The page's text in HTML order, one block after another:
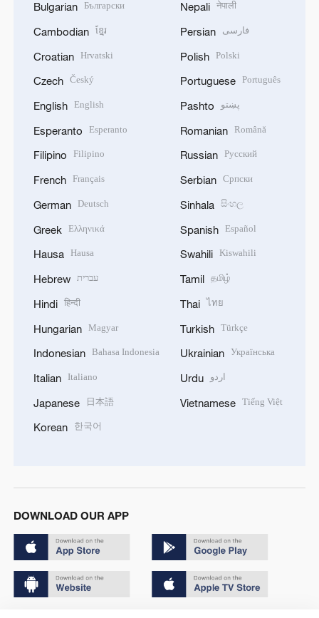
Bulgarian Български
Cambodian ខ្មែរ
Croatian Hrvatski
Czech Český
English English
Esperanto Esperanto
Filipino Filipino
French Français
German Deutsch
Greek Ελληνικά
Hausa Hausa
Hebrew עברית
Hindi हिन्दी
Hungarian Magyar
Indonesian Bahasa Indonesia
Italian Italiano
Japanese 日本語
Korean 한국어
Nepali नेपाली
Persian فارسی
Polish Polski
Portuguese Português
Pashto پښتو
Romanian Română
Russian Русский
Serbian Српски
Sinhala සිංහල
Spanish Español
Swahili Kiswahili
Tamil தமிழ்
Thai ไทย
Turkish Türkçe
Ukrainian Українська
Urdu اردو
Vietnamese Tiếng Việt
DOWNLOAD OUR APP